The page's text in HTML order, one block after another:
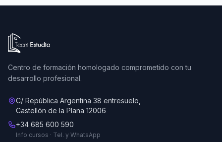
Ir a la página de inicio de Tecni Estudio
Centro de formación homologado comprometido con tu
desarrollo profesional.
C/ República Argentina 38 entresuelo,
Castellón de la Plana 12006
+34 685 600 590
Info cursos · Tel. y WhatsApp